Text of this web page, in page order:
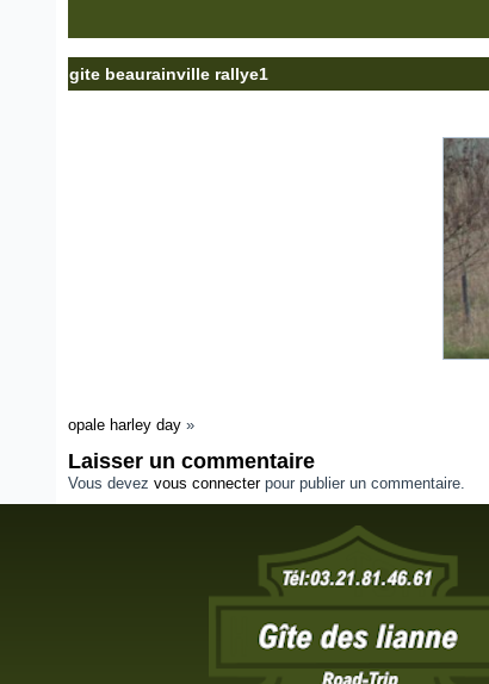
gite beaurainville rallye1
opale harley day »
Laisser un commentaire
Vous devez vous connecterpour publier un commentaire.